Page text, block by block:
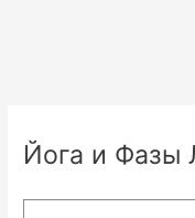
Йога и Фазы